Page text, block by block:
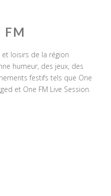
FM
et loisirs de la région
humeur, des jeux, des
festifs tels que One
et One FM Live Session.